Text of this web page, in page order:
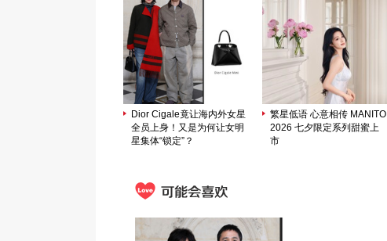
Dior Cigale竟让海内外女星
全员上身！又是为何让女明
星集体“锁定”？
繁星低语 心意相传 MANITO
2026 七夕限定系列甜蜜上
市